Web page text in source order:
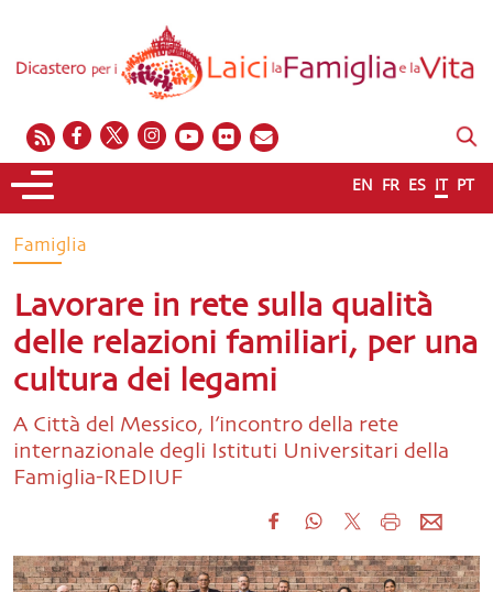
EN FR ES IT PT
Famiglia
Lavorare in rete sulla qualità
delle relazioni familiari, per una
cultura dei legami
A Città del Messico, l’incontro della rete
internazionale degli Istituti Universitari della
Famiglia-REDIUF